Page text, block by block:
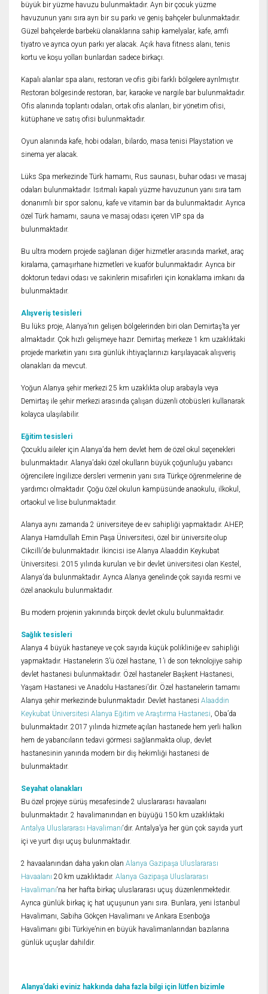
büyük bir yüzme havuzu bulunmaktadır. Ayrı bir çocuk yüzme
havuzunun yanı sıra ayrı bir su parkı ve geniş bahçeler bulunmaktadır.
Güzel bahçelerde barbekü olanaklarına sahip kamelyalar, kafe, amfi
tiyatro ve ayrıca oyun parkı yer alacak. Açık hava fitness alanı, tenis
kortu ve koşu yolları bunlardan sadece birkaçı.
Kapalı alanlar spa alanı, restoran ve ofis gibi farklı bölgelere ayrılmıştır.
Restoran bölgesinde restoran, bar, karaoke ve nargile bar bulunmaktadır.
Ofis alanında toplantı odaları, ortak ofis alanları, bir yönetim ofisi,
kütüphane ve satış ofisi bulunmaktadır.
Oyun alanında kafe, hobi odaları, bilardo, masa tenisi Playstation ve
sinema yer alacak.
Lüks Spa merkezinde Türk hamamı, Rus saunası, buhar odası ve masaj
odaları bulunmaktadır. Isıtmalı kapalı yüzme havuzunun yanı sıra tam
donanımlı bir spor salonu, kafe ve vitamin bar da bulunmaktadır. Ayrıca
özel Türk hamamı, sauna ve masaj odası içeren VIP spa da
bulunmaktadır.
Bu ultra modern projede sağlanan diğer hizmetler arasında market, araç
kiralama, çamaşırhane hizmetleri ve kuaför bulunmaktadır. Ayrıca bir
doktorun tedavi odası ve sakinlerin misafirleri için konaklama imkanı da
bulunmaktadır.
Alışveriş tesisleri
Bu lüks proje, Alanya’nın gelişen bölgelerinden biri olan Demirtaş’ta yer
almaktadır. Çok hızlı gelişmeye hazır. Demirtaş merkeze 1 km uzaklıktaki
projede marketin yanı sıra günlük ihtiyaçlarınızı karşılayacak alışveriş
olanakları da mevcut.
Yoğun Alanya şehir merkezi 25 km uzaklıkta olup arabayla veya
Demirtaş ile şehir merkezi arasında çalışan düzenli otobüsleri kullanarak
kolayca ulaşılabilir.
Eğitim tesisleri
Çocuklu aileler için Alanya’da hem devlet hem de özel okul seçenekleri
bulunmaktadır. Alanya’daki özel okulların büyük çoğunluğu yabancı
öğrencilere İngilizce dersleri vermenin yanı sıra Türkçe öğrenmelerine de
yardımcı olmaktadır. Çoğu özel okulun kampüsünde anaokulu, ilkokul,
ortaokul ve lise bulunmaktadır.
Alanya aynı zamanda 2 üniversiteye de ev sahipliği yapmaktadır. AHEP,
Alanya Hamdullah Emin Paşa Üniversitesi, özel bir üniversite olup
Cikcilli’de bulunmaktadır. İkincisi ise Alanya Alaaddin Keykubat
Üniversitesi. 2015 yılında kurulan ve bir devlet üniversitesi olan Kestel,
Alanya’da bulunmaktadır. Ayrıca Alanya genelinde çok sayıda resmi ve
özel anaokulu bulunmaktadır.
Bu modern projenin yakınında birçok devlet okulu bulunmaktadır.
Sağlık tesisleri
Alanya 4 büyük hastaneye ve çok sayıda küçük polikliniğe ev sahipliği
yapmaktadır. Hastanelerin 3’ü özel hastane, 1’i de son teknolojiye sahip
devlet hastanesi bulunmaktadır. Özel hastaneler Başkent Hastanesi,
Yaşam Hastanesi ve Anadolu Hastanesi’dir. Özel hastanelerin tamamı
Alanya şehir merkezinde bulunmaktadır. Devlet hastanesi Alaaddin
Keykubat Üniversitesi Alanya Eğitim ve Araştırma Hastanesi, Oba’da
bulunmaktadır. 2017 yılında hizmete açılan hastanede hem yerli halkın
hem de yabancıların tedavi görmesi sağlanmakta olup, devlet
hastanesinin yanında modern bir diş hekimliği hastanesi de
bulunmaktadır.
Seyahat olanakları
Bu özel projeye sürüş mesafesinde 2 uluslararası havaalanı
bulunmaktadır. 2 havalimanından en büyüğü 150 km uzaklıktaki
Antalya Uluslararası Havalimanı‘dır. Antalya’ya her gün çok sayıda yurt
içi ve yurt dışı uçuş bulunmaktadır.
2 havaalanından daha yakın olan Alanya Gazipaşa Uluslararası
Havaalanı 20 km uzaklıktadır. Alanya Gazipaşa Uluslararası
Havalimanı‘na her hafta birkaç uluslararası uçuş düzenlenmektedir.
Ayrıca günlük birkaç iç hat uçuşunun yanı sıra. Bunlara, yeni İstanbul
Havalimanı, Sabiha Gökçen Havalimanı ve Ankara Esenboğa
Havalimanı gibi Türkiye’nin en büyük havalimanlarından bazılarına
günlük uçuşlar dahildir.
Alanya’daki eviniz hakkında daha fazla bilgi için lütfen bizimle